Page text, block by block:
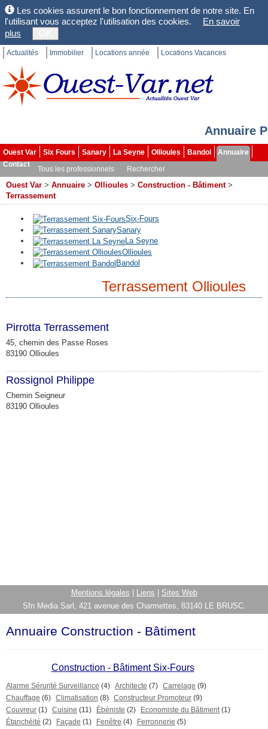
Les cookies assurent le bon fonctionnement de notre site. En
l'utilisant vous acceptez l'utilisation des cookies.
En savoir
plus
Actualités Immobilier Locations année Locations Vacances
Annuaire
Ouest Var Six Fours Sanary La Seyne Ollioules Bandol
Annuaire
Contact
Tous les professionnels Rechercher
Ouest Var > Annuaire > Ollioules > Construction - Bâtiment >
Terrassement
Six-Fours
Sanary
La Seyne
Ollioules
Bandol
Terrassement Ollioules
Pirrotta Terrassement
45, chemin des Passe Roses
83190 Ollioules
Rossignol Philippe
Chemin Seigneur
83190 Ollioules
Mentions légales Liens
Sites Web
Sfn Media Sarl, 421 avenue des Charmettes, 83140 LE BRUSC.
Annuaire Construction - Bâtiment
Construction - Bâtiment Six-Fours
Alarme Sérurité Surveillance (4) Architecte (7) Carrelage (9)
Chauffage (6) Climatisation (8) Constructeur Promoteur (9)
Couvreur (1) Cuisine (11) Ébéniste (2) Economiste du Bâtiment (1)
Étanchéité (2) Façade (1) Fenêtre (4) Ferronnerie (5)